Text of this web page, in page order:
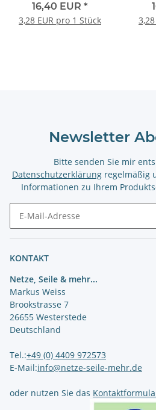
16,40 EUR *
3,28 EUR pro 1 Stück
Newsletter
Bitte senden Sie mir
Datenschutzerklärung regelmäßig
Informationen zu Ihrem
KONTAKT
Netze, Seile & mehr...
Markus Weiss
Brookstrasse 7
26655 Westerstede
Deutschland
Tel.:+49 (0) 4409 972573
E-Mail:info@netze-seile-mehr.de
oder nutzen Sie das